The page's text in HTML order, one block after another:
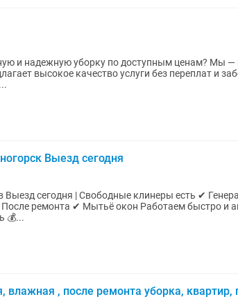
и надежную уборку по доступным ценам? Мы —
высокое качество услуги без переплат и
Выезд сегодня
ремонта ✔ Мытьё окон Работаем быстро и
💰...
влажная , после ремонта уборка,